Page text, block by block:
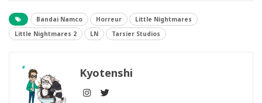
Bandai Namco Horreur
Little Nightmares
Little Nightmares 2
LN Tarsier Studios
Kyotenshi